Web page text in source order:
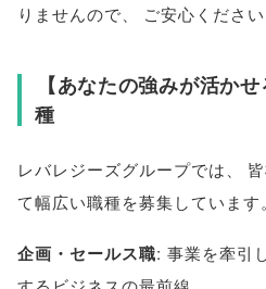
りませんので
ご安心ください
【あなたの強みが活かせ
種
レバレジーズグループでは
て幅広い職種を募集しています。
企画・セールス職: 事業を牽引